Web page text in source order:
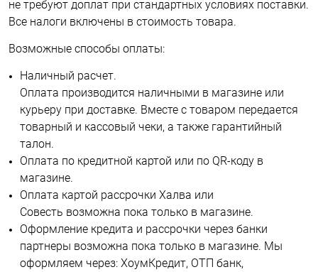
не требуют доплат при стандартных условиях поставки.
Все налоги включены в стоимость товара.
Возможные способы оплаты:
Наличный расчет.
Оплата производится наличными в магазине или
курьеру при доставке. Вместе с товаром передается
товарный и кассовый чеки, а также гарантийный
талон.
Оплата по кредитной картой или по QR-коду в
магазине.
Оплата картой рассрочки Халва или
Совесть возможна пока только в магазине.
Оформление кредита и рассрочки через банки
партнеры возможна пока только в магазине. Мы
оформляем через: ХоумКредит, ОТП банк,